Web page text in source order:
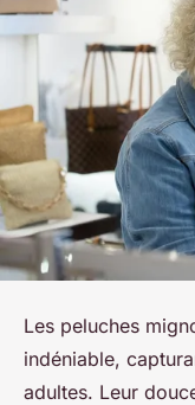
Les peluches
indéniable,
adultes. Leur